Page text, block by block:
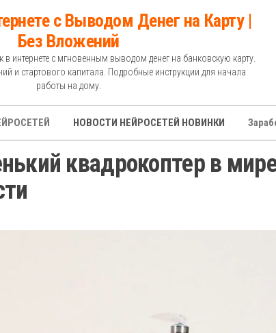
с Выводом Денег на Карту |
Без Вложений
в интернете с мгновенным выводом денег на банковскую карту.
и стартового капитала. Подробные инструкции для начала
работы на дому.
НОВОСТИ НЕЙРОСЕТЕЙ НОВИНКИ
квадрокоптер в